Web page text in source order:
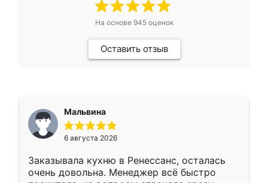
На основе 945оценок
Оставить отзыв
Мальвина
6 августа 2026
Заказывала кухню в Ренессанс, осталась
очень довольна. Менеджер всё быстро